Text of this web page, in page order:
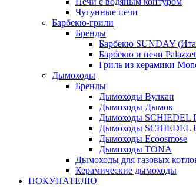
Чугунные печи
Барбекю-грили
Бренды
Барбекю SUNDAY
Барбекю и печи
Гриль из керамики
Дымоходы
Бренды
Дымоходы Вулкан
Дымоходы Дымок
Дымоходы SCHIEDEL
Дымоходы SCHIEDEL
Дымоходы Ecoosmose
Дымоходы TONA
Дымоходы для газовых
Керамические дымоходы
ПОКУПАТЕЛЮ